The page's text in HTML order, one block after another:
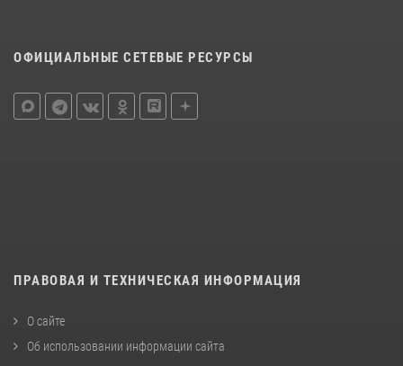
ОФИЦИАЛЬНЫЕ СЕТЕВЫЕ РЕСУРСЫ
ПРАВОВАЯ И ТЕХНИЧЕСКАЯ ИНФОРМАЦИЯ
О сайте
Об использовании информации сайта